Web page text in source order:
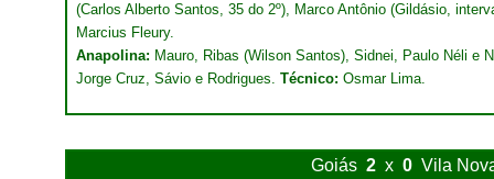
(Carlos Alberto Santos, 35 do 2º), Marco Antônio (Gildásio,
Marcius Fleury.
Anapolina: Mauro, Ribas (Wilson Santos), Sidnei, Paulo Néli e
Jorge Cruz, Sávio e Rodrigues. Técnico: Osmar Lima.
Goiás 2 x 0 Vila